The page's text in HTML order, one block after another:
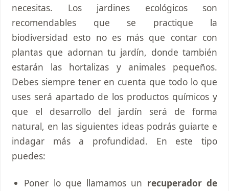
necesitas. Los jardines ecológicos son
recomendables que se practique la
biodiversidad esto no es más que contar con
plantas que adornan tu jardín, donde también
estarán las hortalizas y animales pequeños.
Debes siempre tener en cuenta que todo lo que
uses será apartado de los productos químicos y
que el desarrollo del jardín será de forma
natural, en las siguientes ideas podrás guiarte e
indagar más a profundidad. En este tipo
puedes:
Poner lo que llamamos un recuperador de